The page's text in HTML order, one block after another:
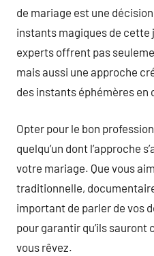
de mariage est une
instants magiques de cette
experts offrent pas
mais aussi une approche
des instants éphémères en
Opter pour le bon
quelqu’un dont l’approche
votre mariage. Que vous
traditionnelle,
important de parler de vos
pour garantir qu’ils
vous rêvez.